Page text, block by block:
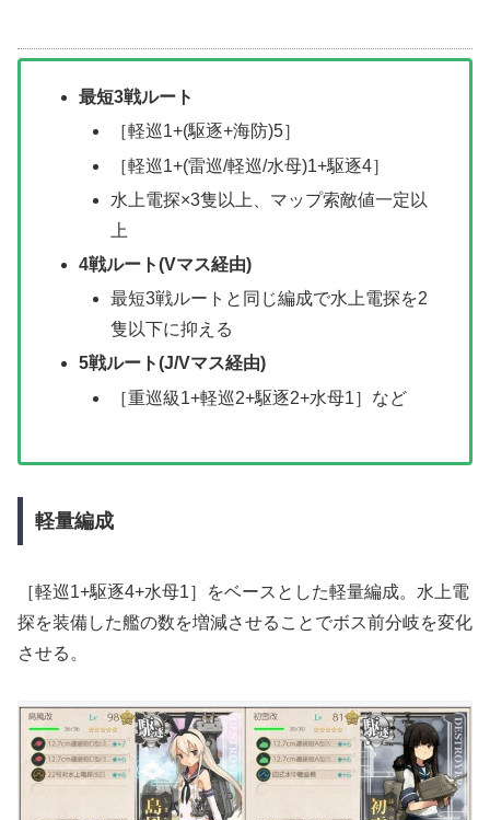
最短3戦ルート
［軽巡1+(駆逐+海防)5］
［軽巡1+(雷巡/軽巡/水母)1+駆逐4］
水上電探×3隻以上、マップ索敵値一定以
上
4戦ルート(Vマス経由)
最短3戦ルートと同じ編成で水上電探を2
隻以下に抑える
5戦ルート(J/Vマス経由)
［重巡級1+軽巡2+駆逐2+水母1］など
軽量編成
［軽巡1+駆逐4+水母1］をベースとした軽量編成。水上電
探を装備した艦の数を増減させることでボス前分岐を変化
させる。